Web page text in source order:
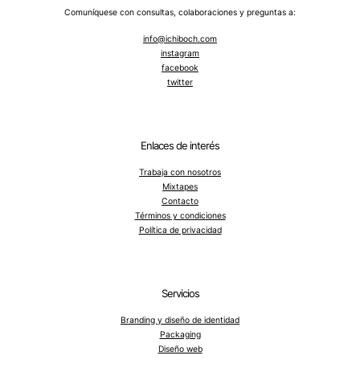
Comuníquese con consultas, colaboraciones y preguntas a:
info@ichiboch.com
instagram
facebook
twitter
Enlaces de interés
Trabaja con nosotros
Mixtapes
Contacto
Términos y condiciones
Política de privacidad
Servicios
Branding y diseño de identidad
Packaging
Diseño web